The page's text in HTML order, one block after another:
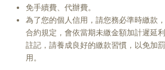
免手續費、代辦費。
為了您的個人信用，請您務必準時繳款
合約規定，會依當期未繳金額加計遲延
註記，請養成良好的繳款習慣，以免加
用。